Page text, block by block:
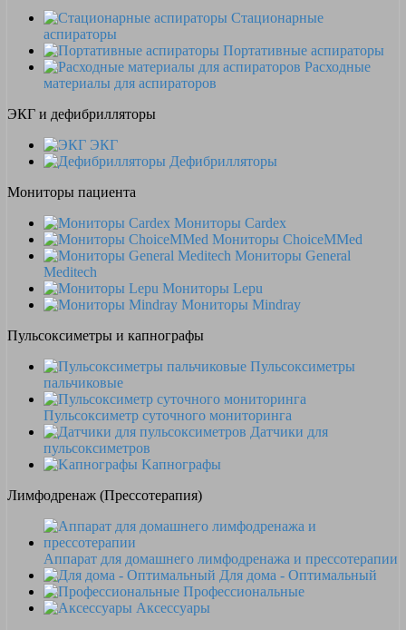
Стационарные
аспираторы
Портативные аспираторы
Расходные
материалы для аспираторов
ЭКГ и дефибрилляторы
ЭКГ
Дефибрилляторы
Мониторы пациента
Мониторы Cardex
Мониторы ChoiceMMed
Мониторы General
Meditech
Мониторы Lepu
Мониторы Mindray
Пульсоксиметры и капнографы
Пульсоксиметры
пальчиковые
Пульсоксиметр суточного мониторинга
Датчики для
пульсоксиметров
Kапнографы
Лимфодренаж (Прессотерапия)
Аппарат для домашнего лимфодренажа и прессотерапии
Для дома - Оптимальный
Профессиональные
Аксессуары